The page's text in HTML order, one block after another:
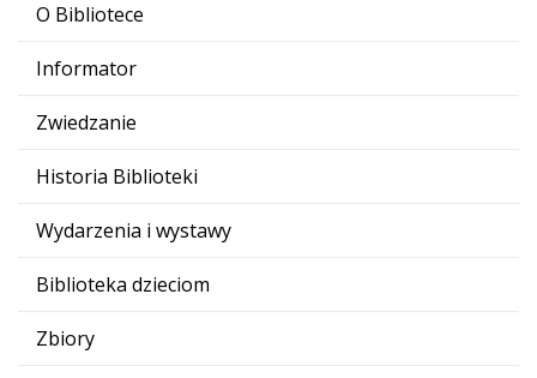
O Bibliotece
Informator
Zwiedzanie
Historia Biblioteki
Wydarzenia i wystawy
Biblioteka dzieciom
Zbiory